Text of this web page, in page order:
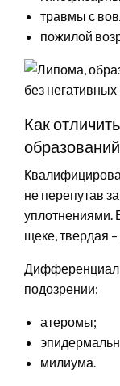
травмы с
пожилой
Как
образований
не перепутав
уплотнениями.
щеке, твердая
подозрении:
атеромы;
милиума.